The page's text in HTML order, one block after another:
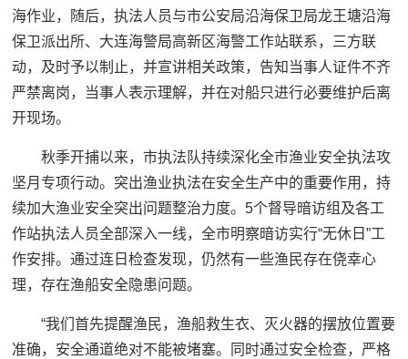
海作业，随后，执法人员与市公安局沿海保卫局龙王塘沿海
保卫派出所、大连海警局高新区海警工作站联系，三方联
动，及时予以制止，并宣讲相关政策，告知当事人证件不齐
严禁离岗，当事人表示理解，并在对船只进行必要维护后离
开现场。
秋季开捕以来，市执法队持续深化全市渔业安全执法攻
坚月专项行动。突出渔业执法在安全生产中的重要作用，持
续加大渔业安全突出问题整治力度。5个督导暗访组及各工
作站执法人员全部深入一线，全市明察暗访实行“无休日”工
作安排。通过连日检查发现，仍然有一些渔民存在侥幸心
理，存在渔船安全隐患问题。
“我们首先提醒渔民，渔船救生衣、灭火器的摆放位置要
准确，安全通道绝对不能被堵塞。同时通过安全检查，严格